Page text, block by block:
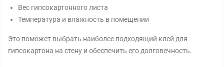
Вес гипсокартонного листа
Температура и влажность в помещении
Это поможет выбрать наиболее подходящий клей для
гипсокартона на стену и обеспечить его долговечность.